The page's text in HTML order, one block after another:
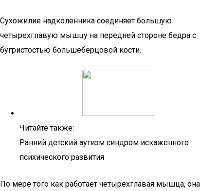
Сухожилие надколенника соединяет большую
четырехглавую мышцу на передней стороне бедра с
бугристостью большеберцовой кости.
Читайте также:
Ранний детский аутизм синдром искаженного
психического развития
По мере того как работает четырехглавая мышца, она